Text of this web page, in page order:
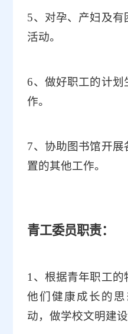
5、对孕、产妇及
活动。
6、做好职工的计划
作。
7、协助图书馆开
置的其他工作。
青工委员职责：
1 、根据青年职工
他们健康成长的
动，做学校文明建设